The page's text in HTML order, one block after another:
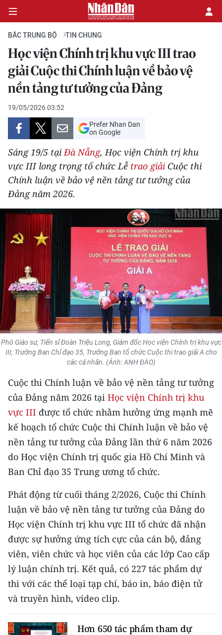
CHÍNH TRỊ
KINH TẾ
VĂN HÓA
XÃ HỘI
PHÁP LUẬT
DU LỊCH
THẾ GIỚI
THỂ THAO
GIÁO DỤC
Y TẾ
KHOA HỌC - CÔNG NGHỆ
MÔI TRƯỜNG
BẠN ĐỌC
KIỂM CHỨNG THÔNG TIN
TRI THỨC CHUYÊN SÂU
54 DÂN TỘC VIỆT NAM
CHƯƠNG TRÌNH OCOP - MỖI XÃ
MỘT SẢN PHẨM
RADIO
MEDIA CENTER
E-Magazine
Video
Media Chính trị
Media Kinh tế
Media Văn hóa
BẮC TRUNG BỘ TIN CHUNG
Học viện Chính trị khu vực III trao
giải Cuộc thi Chính luận về bảo vệ
nền tảng tư tưởng của Đảng
19/05/2026 03:52
Prefer Nhan Dan
on Google
Sáng 19/5 tạiĐà Nẵng, Học viện Chính trị khu
vực III long trọng tổ chức Lễ trao giải Cuộc thi
Chính luận về bảo vệ nền tảng tư tưởng của
Đảng năm 2026.
Phó Giáo sư, Tiến sĩ Đoàn Triệu Long, Giám đốc Học viện Chính trị khu vực
III, Trưởng Ban Chỉ đạo 35, Trưởng Ban tổ chức Cuộc thi trao giải A cho
các cá nhân. (Ảnh: ANH ĐÀO)
Cuộc thi Chính luận về bảo vệ nền tảng tư tưởng
của Đảng năm 2026 tại Học viện Chính trị khu
vực III được tổ chức nhằm hưởng ứng mạnh mẽ
kế hoạch tổ chức Cuộc thi Chính luận về bảo vệ
nền tảng tư tưởng của Đảng lần thứ 6 năm 2026
do Học viện Chính trị quốc gia Hồ Chí Minh và
Ban Chỉ đạo 35 Trung ương tổ chức.
Phát động từ cuối tháng 2/2026, Cuộc thi Chính
luận về bảo vệ nền tảng tư tưởng của Đảng do
Học viện Chính trị khu vực III tổ chức đã nhận
được sự hưởng ứng tích cực của cán bộ, đảng
viên, viên chức và học viên của các lớp Cao cấp
lý luận chính trị. Kết quả, có 227 tác phẩm dự
thi với các thể loại tạp chí, báo in, báo điện tử
và truyền hình, video clip.
Hơn 650 tác phẩm tham dự